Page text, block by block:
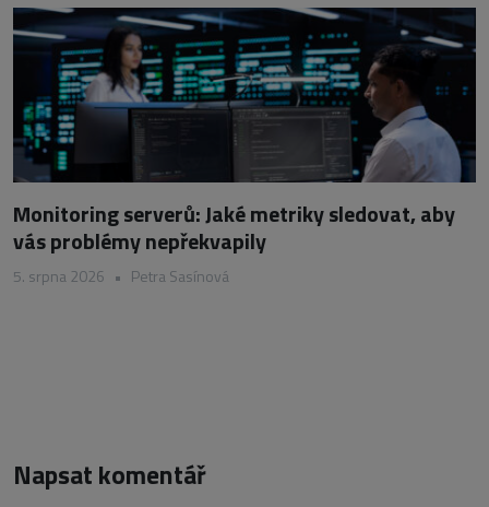
Monitoring serverů: Jaké metriky sledovat, aby
vás problémy nepřekvapily
5. srpna 2026 • Petra Sasínová
Napsat komentář